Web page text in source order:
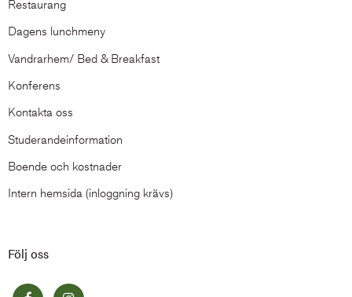
Restaurang
Dagens lunchmeny
Vandrarhem/ Bed & Breakfast
Konferens
Kontakta oss
Studerandeinformation
Boende och kostnader
Intern hemsida (inloggning krävs)
Följ oss